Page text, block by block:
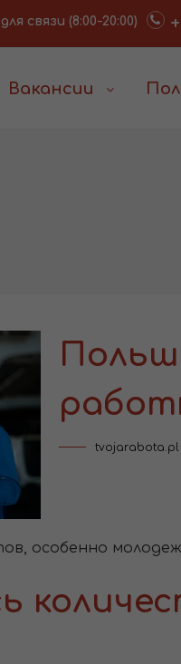
связи (8:00-20:00)
Вакансии
tvojarabota.pl
особенно